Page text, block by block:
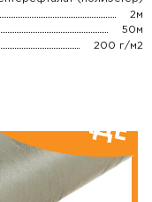
2м
50м
200 г/м2